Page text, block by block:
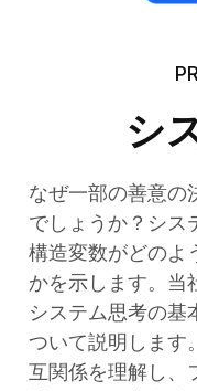
シ
なぜ一部の善意の
でしょうか？シス
構造変数がどのよ
かを示します。当
システム思考の基
ついて説明します
互関係を理解し、